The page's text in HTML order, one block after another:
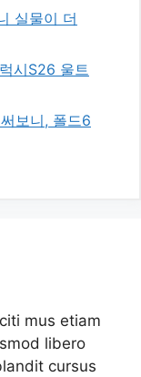
실물이 더
시S26 울트
보니, 폴드6
mus etiam
libero
cursus